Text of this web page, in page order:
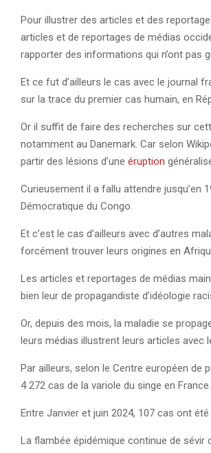
Pour illustrer des articles et des
articles et de reportages de médias
rapporter des informations qui n’ont pas
Et ce fut d’ailleurs le cas avec le journal
sur la trace du premier cas humain, en
Or il suffit de faire des recherches sur
notamment au Danemark. Car selon
partir des lésions d’une éruption
Curieusement il a fallu attendre jusqu’en
Démocratique du Congo.
Et c’est le cas d’ailleurs avec d’autres
forcément trouver leurs origines en
Les articles et reportages de médias
bien leur de propagandiste d’idéologie
Or, depuis des mois, la maladie se
leurs médias illustrent leurs articles avec
Par ailleurs, selon le Centre européen de
4 272 cas de la variole du singe en France.
Entre Janvier et juin 2024, 107 cas ont
La flambée épidémique continue de sévir